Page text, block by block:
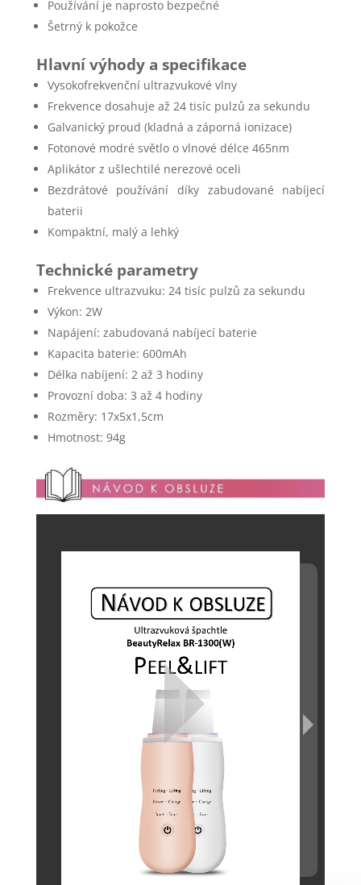
Používání je naprosto bezpečné
Šetrný k pokožce
Hlavní výhody a specifikace
Vysokofrekvenční ultrazvukové vlny
Frekvence dosahuje až 24 tisíc pulzů za sekundu
Galvanický proud (kladná a záporná ionizace)
Fotonové modré světlo o vlnové délce 465nm
Aplikátor z ušlechtilé nerezové oceli
Bezdrátové používání díky zabudované nabíjecí
baterii
Kompaktní, malý a lehký
Technické parametry
Frekvence ultrazvuku: 24 tisíc pulzů za sekundu
Výkon: 2W
Napájení: zabudovaná nabíjecí baterie
Kapacita baterie: 600mAh
Délka nabíjení: 2 až 3 hodiny
Provozní doba: 3 až 4 hodiny
Rozměry: 17x5x1,5cm
Hmotnost: 94g